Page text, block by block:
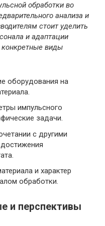
обработки во
анализа и
стоит уделить
и адаптации
конкретные виды
оборудования на
импульсного
задачи.
с другими
и характер
обработки.
и перспективы